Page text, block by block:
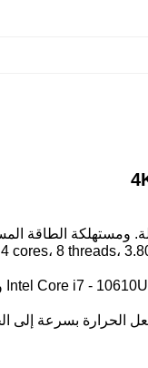
بسرعة إلى